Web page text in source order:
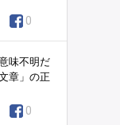
0
味不明だ
章」の正
0